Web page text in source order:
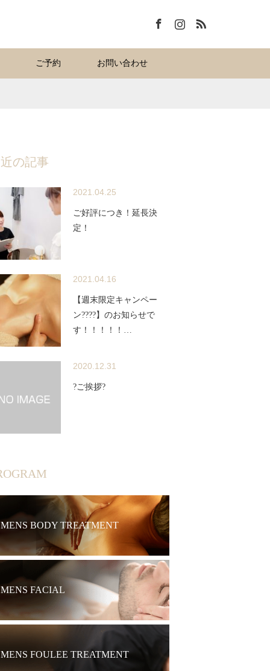
ご予約 お問い合わせ
の記事
2021.04.25
ご好評につき！延長決
定！
2021.04.16
【週末限定キャンペー
ン????】のお知らせで
す！！！！！…
2020.12.31
?ご挨拶?
MENS BODY TREATMENT
MENS FACIAL
MENS FOULEE TREATMENT